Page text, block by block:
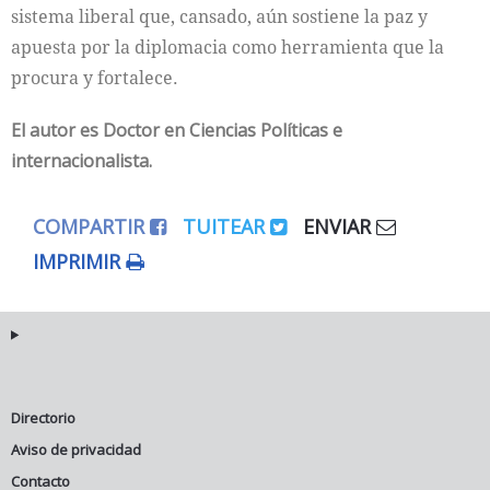
sistema liberal que, cansado, aún sostiene la paz y
apuesta por la diplomacia como herramienta que la
procura y fortalece.
El autor es Doctor en Ciencias Políticas e
internacionalista.
COMPARTIR TUITEAR
ENVIAR
IMPRIMIR
Directorio
Aviso de privacidad
Contacto